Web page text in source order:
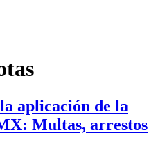
aplicación de la
Multas, arrestos